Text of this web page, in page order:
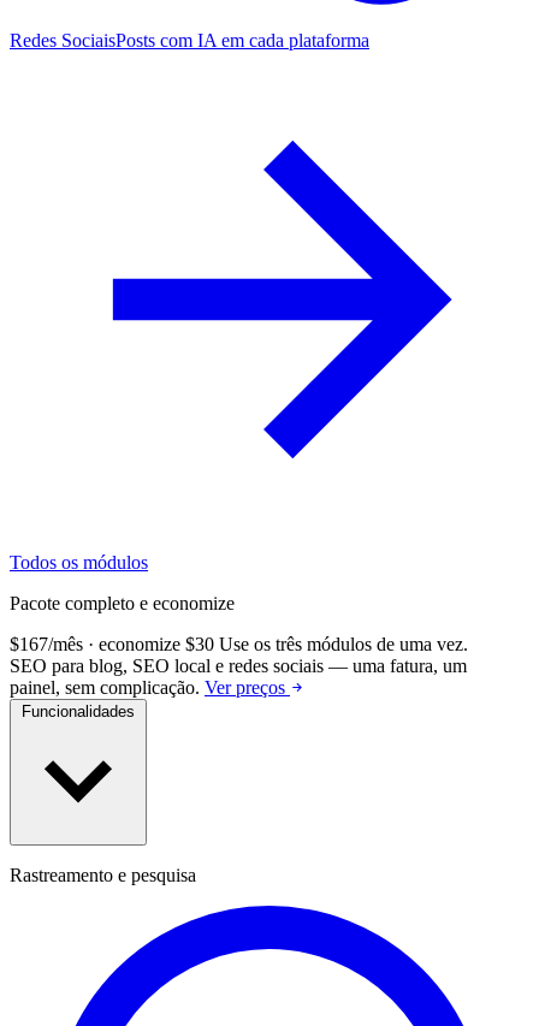
Redes SociaisPosts com IA em cada plataforma
Todos os módulos
Pacote completo e economize
$167/mês · economize $30 Use os três módulos de uma vez.
SEO para blog, SEO local e redes sociais — uma fatura, um
painel, sem complicação. Ver preços
Rastreamento e pesquisa